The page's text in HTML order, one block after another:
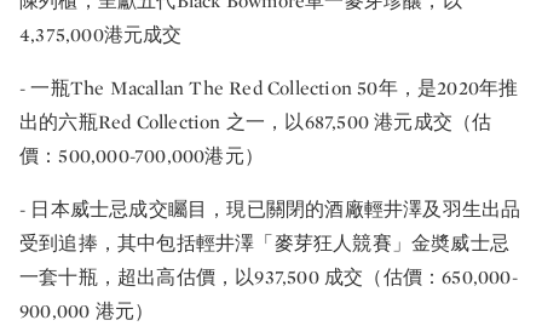
4,375,000港元成交
- 一瓶The Macallan The Red Collection 50年，是2020年推
出的六瓶Red Collection 之一，以687,500 港元成交（估
價：500,000-700,000港元）
- 日本威士忌成交矚目，現已關閉的酒廠輕井澤及羽生出品
受到追捧，其中包括輕井澤「麥芽狂人競賽」金奬威士忌
一套十瓶，超出高估價，以937,500 成交（估價：650,000-
900,000 港元）